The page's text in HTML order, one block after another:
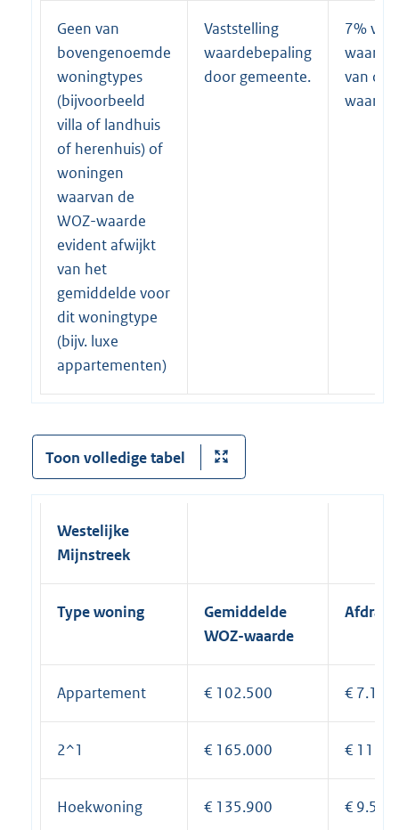
Geen van
bovengenoemde
woningtypes
(bijvoorbeeld
villa of landhuis
of herenhuis) of
woningen
waarvan de
WOZ-waarde
evident afwijkt
van het
gemiddelde voor
dit woningtype
(bijv. luxe
appartementen)
Vaststelling
waardebepaling
door gemeente.
7% van
van de
waarde.
Toon volledige tabel
Westelijke
Mijnstreek
Type woning
Gemiddelde
WOZ-waarde
Appartement € 102.500 € 7.175
2^1 € 165.000 €
Hoekwoning € 135.900 € 9.513